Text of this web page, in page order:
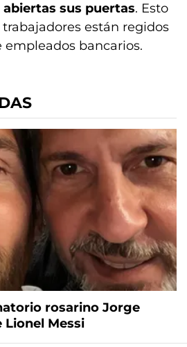
sus puertas. Esto
están regidos
empleados bancarios.
rosarino Jorge
Lionel Messi